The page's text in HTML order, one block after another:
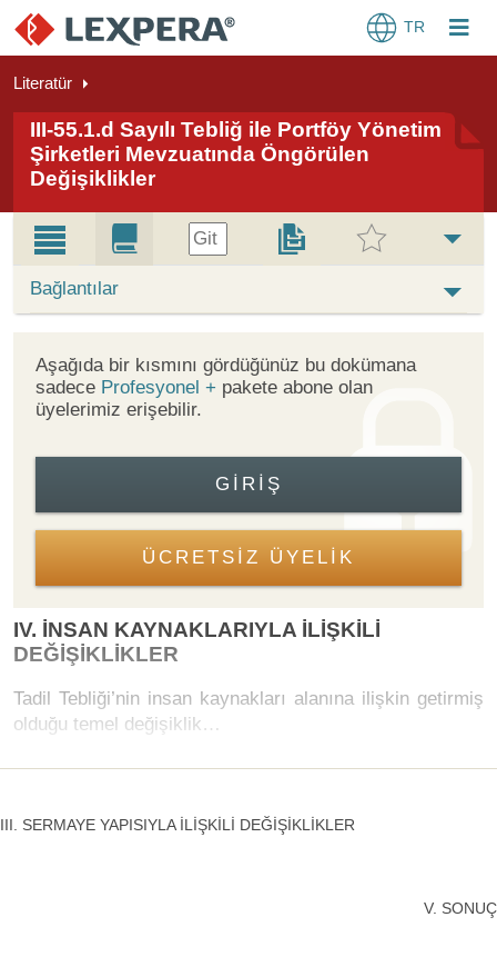
TR
Literatür
III-55.1.d Sayılı Tebliğ ile Portföy Yönetim
Şirketleri Mevzuatında Öngörülen
Değişiklikler
Git
Bağlantılar
Aşağıda bir kısmını gördüğünüz bu dokümana
sadece Profesyonel + pakete abone olan
üyelerimiz erişebilir.
GIRIŞ
ÜCRETSİZ ÜYELİK
IV. İNSAN KAYNAKLARIYLA İLİŞKİLİ
DEĞİŞİKLİKLER
Tadil Tebliği’nin insan kaynakları alanına ilişkin getirmiş
olduğu temel değişiklik…
III. SERMAYE YAPISIYLA İLİŞKİLİ DEĞİŞİKLİKLER
V. SONUÇ